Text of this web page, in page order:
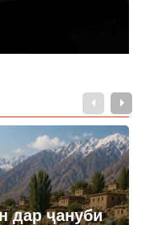
дар ҷануби